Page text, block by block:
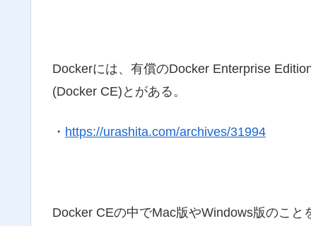
Dockerには、有償のDocker Enterprise
(Docker CE)とがある。
・ https://urashita.com/archives/31994
Docker CEの中でMac版やWindows版のこと